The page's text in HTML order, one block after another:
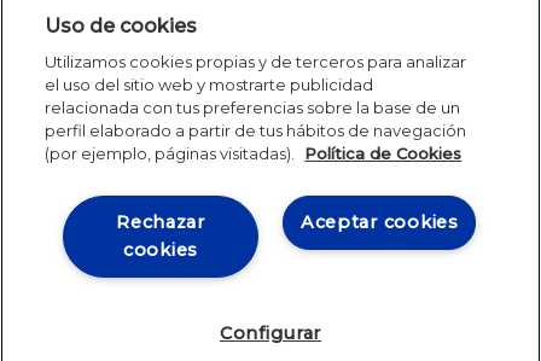
Uso de cookies
Utilizamos cookies propias y de terceros para analizar
el uso del sitio web y mostrarte publicidad
relacionada con tus preferencias sobre la base de un
perfil elaborado a partir de tus hábitos de navegación
(por ejemplo, páginas visitadas).
Política de Cookies
Aceptar cookies
Rechazar
cookies
Configurar